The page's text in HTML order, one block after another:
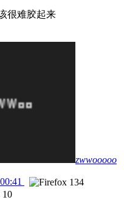
很难胶起来
zwwooooo